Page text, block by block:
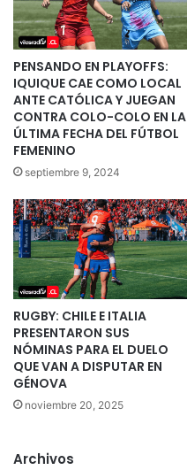
PENSANDO EN PLAYOFFS:
IQUIQUE CAE COMO LOCAL
ANTE CATÓLICA Y JUEGAN
CONTRA COLO-COLO EN LA
ÚLTIMA FECHA DEL FÚTBOL
FEMENINO
septiembre 9, 2024
RUGBY: CHILE E ITALIA
PRESENTARON SUS
NÓMINAS PARA EL DUELO
QUE VAN A DISPUTAR EN
GÉNOVA
noviembre 20, 2025
Archivos